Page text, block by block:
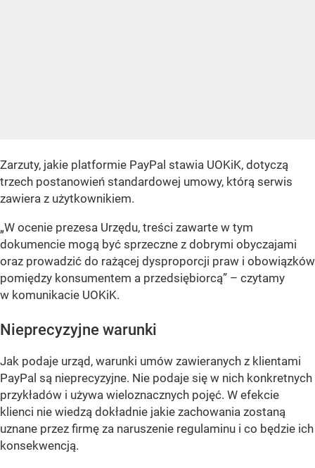
Zarzuty, jakie platformie PayPal stawia UOKiK, dotyczą
trzech postanowień standardowej umowy, którą serwis
zawiera z użytkownikiem.
„W ocenie prezesa Urzędu, treści zawarte w tym
dokumencie mogą być sprzeczne z dobrymi obyczajami
oraz prowadzić do rażącej dysproporcji praw i obowiązków
pomiędzy konsumentem a przedsiębiorcą” – czytamy
w komunikacie UOKiK.
Nieprecyzyjne warunki
Jak podaje urząd, warunki umów zawieranych z klientami
PayPal są nieprecyzyjne. Nie podaje się w nich konkretnych
przykładów i używa wieloznacznych pojęć. W efekcie
klienci nie wiedzą dokładnie jakie zachowania zostaną
uznane przez firmę za naruszenie regulaminu i co będzie ich
konsekwencją.